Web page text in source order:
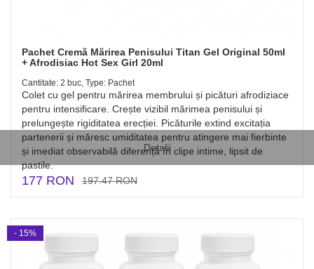
Detalii
Pachet Cremă Mărirea Penisului Titan Gel Original 50ml
+ Afrodisiac Hot Sex Girl 20ml
Cantitate: 2 buc, Type: Pachet
Colet cu gel pentru mărirea membrului și picături afrodiziace
pentru intensificare. Crește vizibil mărimea penisului și
prelungește rigiditatea erecției. Picăturile extind excitația
partenerii și măresc umiditatea pentru atingere mai fierbinte
și imediat observabilă diferență în clipe intime, lipsit de
pastile.
177 RON 197.47 RON
- 15%